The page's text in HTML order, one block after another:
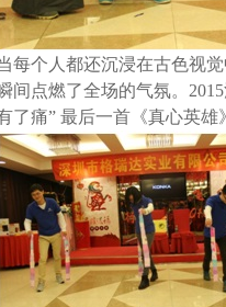
每个人都还沉浸在古色视
间点燃了全场的气氛。 2015
了痛” 最后一首《真心英雄